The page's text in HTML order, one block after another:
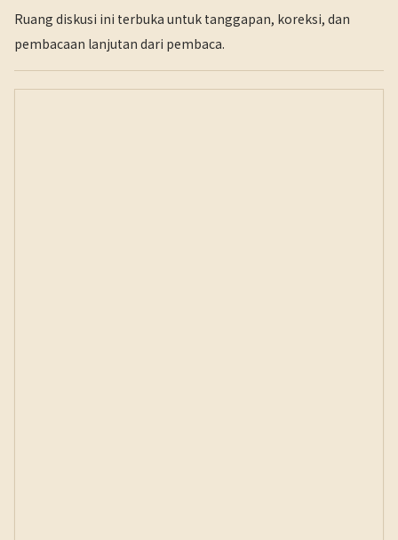
Ruang diskusi ini terbuka untuk tanggapan, koreksi, dan
pembacaan lanjutan dari pembaca.